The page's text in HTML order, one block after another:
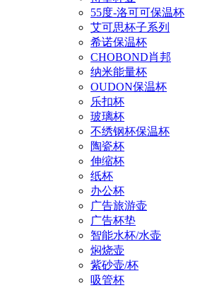
55度-洛可可保温杯
艾可思杯子系列
希诺保温杯
CHOBOND肖邦
纳米能量杯
OUDON保温杯
乐扣杯
玻璃杯
不绣钢杯保温杯
陶瓷杯
伸缩杯
纸杯
办公杯
广告旅游壶
广告杯垫
智能水杯/水壶
焖烧壶
紫砂壶/杯
吸管杯